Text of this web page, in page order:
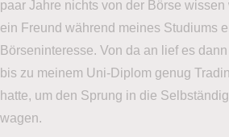
paar Jahre nichts von der Börse
ein Freund während meines Studiums
Börseninteresse. Von da an lief es
bis zu meinem Uni-Diplom genug
hatte, um den Sprung in die
wagen.